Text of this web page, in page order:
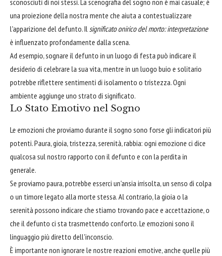
sconosciuti di noi stessi. La scenografia del sogno non è mai casuale; è
una proiezione della nostra mente che aiuta a contestualizzare
l'apparizione del defunto. Ilsignificato onirico del morto: interpretazione
è influenzato profondamente dalla scena.
Ad esempio, sognare il defunto in un luogo di festa può indicare il
desiderio di celebrare la sua vita, mentre in un luogo buio e solitario
potrebbe riflettere sentimenti di isolamento o tristezza. Ogni
ambiente aggiunge uno strato di significato.
Lo Stato Emotivo nel Sogno
Le emozioni che proviamo durante il sogno sono forse gli indicatori più
potenti. Paura, gioia, tristezza, serenità, rabbia: ogni emozione ci dice
qualcosa sul nostro rapporto con il defunto e con la perdita in
generale.
Se proviamo paura, potrebbe esserci un'ansia irrisolta, un senso di colpa
o un timore legato alla morte stessa. Al contrario, la gioia o la
serenità possono indicare che stiamo trovando pace e accettazione, o
che il defunto ci sta trasmettendo conforto. Le emozioni sono il
linguaggio più diretto dell'inconscio.
È importante non ignorare le nostre reazioni emotive, anche quelle più